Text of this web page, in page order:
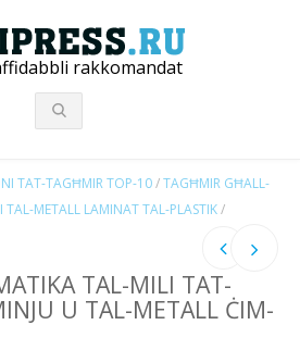
rakkomandat
TAT-TAGĦMIR TOP-10/TAGĦMIR GĦALL-
TAL-METALL LAMINAT TAL-PLASTIK/
TAL-MILI TAT-
U TAL-METALL ĊIM-